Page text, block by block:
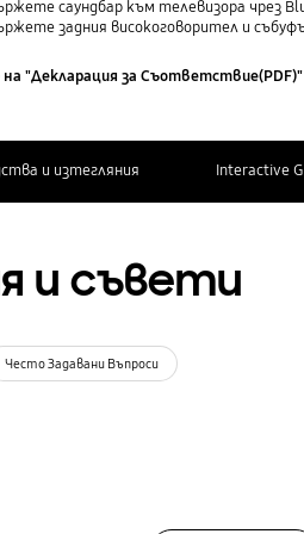
саундбар към телевизора чрез
задния високоговорител и
"Декларация за Cъответствие(PDF)"
и изтегляния Interactive
и съвети
Често Задавани Въпроси